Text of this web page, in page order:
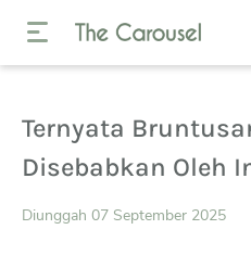
Ternyata
Disebabkan Oleh
Diunggah 07 September 2025